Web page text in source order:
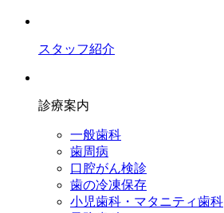
スタッフ紹介
診療案内
一般歯科
歯周病
口腔がん検診
歯の冷凍保存
小児歯科・マタニティ歯科